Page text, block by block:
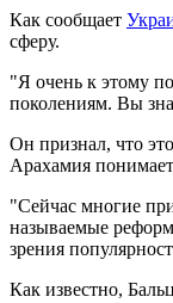
Как сообщает
сферу.
"Я очень к этому
поколениям. Вы
Он признал, что
Арахамия
"Сейчас многие
называемые
зрения
Как известно,